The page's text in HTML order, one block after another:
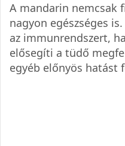
A mandarin nemcsak
nagyon egészséges
az immunrendszert,
elősegíti a tüdő
egyéb előnyös hatást